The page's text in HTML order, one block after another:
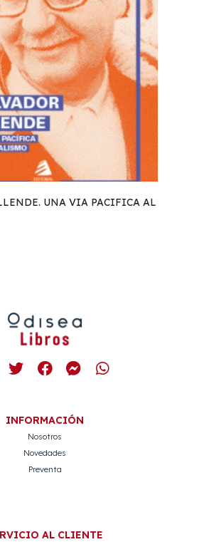
UNA VIA PACIFICA AL
INFORMACIÓN
Nosotros
Novedades
Preventa
AL CLIENTE